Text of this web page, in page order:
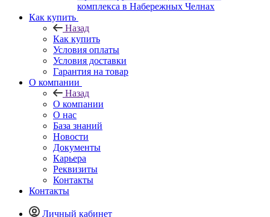
комплекса в Набережных Челнах
Как купить
Назад
Как купить
Условия оплаты
Условия доставки
Гарантия на товар
О компании
Назад
О компании
О нас
База знаний
Новости
Документы
Карьера
Реквизиты
Контакты
Контакты
Личный кабинет